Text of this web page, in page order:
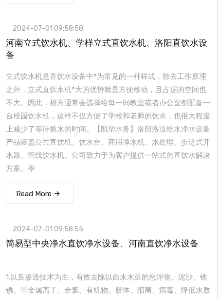
2024-07-01 09:58:58
河南立式饮水机、学样立式直饮水机、洛阳直饮水设
备
立式饮水机是直饮水设备中*为常见的一种样式，除去工作原理
之外，立式直饮水机*大的优势就是方便移动，且占据的空间也
不大。因此，校方通常会选择给每一间教室或者办公室都配备一
台校园饮水机，这样不仅方便了学校和老师的饮水，也很大程度
上减少了等待换水的时间。【凯华水务】洛阳洛汝给水净水设备
产品涵盖公共直饮机、饮水台、商用净水机、水处理、步进式开
水器、管线饮水机。公司致力于为客户提供一站式的直饮水解决
方案。率
Read More
2024-07-01 09:58:55
简易型中央净水直饮净水设备、河南直饮净水设备
1.以反渗透技术为主，有效去除以自来水重的悬浮物、泥沙、铁
锈、重金属离子、余氯、有机物、胶体、细菌、病毒、降低水质